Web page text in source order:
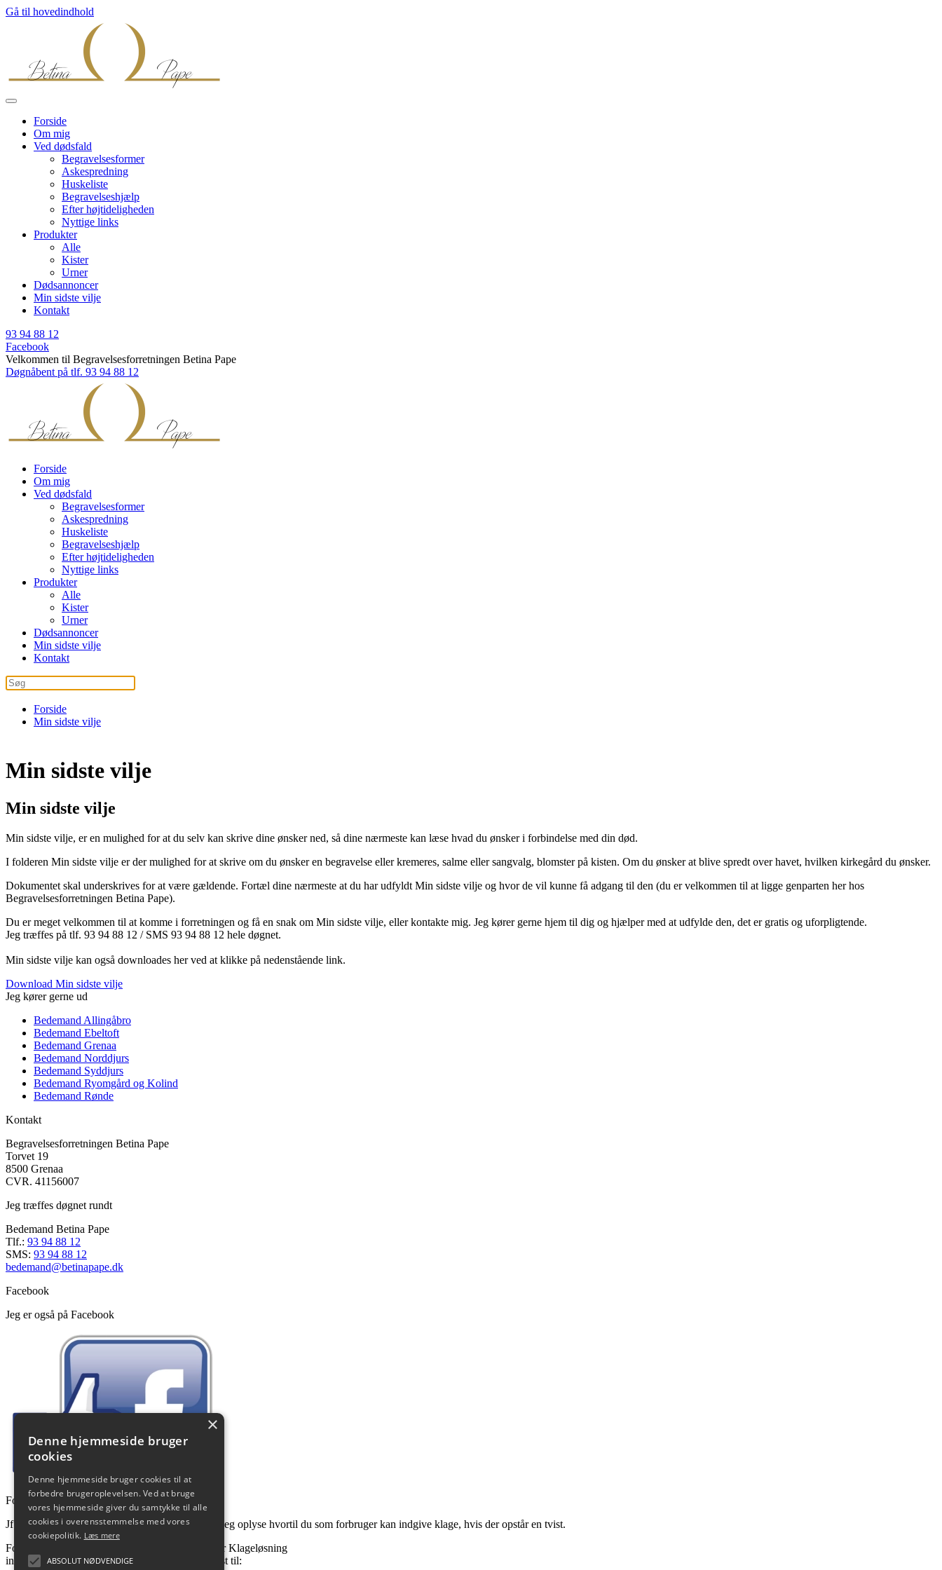
Gå til hovedindhold
Forside
Om mig
Ved dødsfald
Begravelsesformer
Askespredning
Huskeliste
Begravelseshjælp
Efter højtideligheden
Nyttige links
Produkter
Alle
Kister
Urner
Dødsannoncer
Min sidste vilje
Kontakt
93 94 88 12
Facebook
Velkommen til Begravelsesforretningen Betina Pape
Døgnåbent på tlf. 93 94 88 12
Forside
Om mig
Ved dødsfald
Begravelsesformer
Askespredning
Huskeliste
Begravelseshjælp
Efter højtideligheden
Nyttige links
Produkter
Alle
Kister
Urner
Dødsannoncer
Min sidste vilje
Kontakt
Forside
Min sidste vilje
Min sidste vilje
Min sidste vilje
Min sidste vilje, er en mulighed for at du selv kan skrive dine ønsker ned, så dine nærmeste kan læse hvad du ønsker i forbindelse med din død.
I folderen Min sidste vilje er der mulighed for at skrive om du ønsker en begravelse eller kremeres, salme eller sangvalg, blomster på kisten. Om du ønsker at blive spredt over havet, hvilken kirkegård du ønsker.
Dokumentet skal underskrives for at være gældende. Fortæl dine nærmeste at du har udfyldt Min sidste vilje og hvor de vil kunne få adgang til den (du er velkommen til at ligge genparten her hos
Begravelsesforretningen Betina Pape).
Du er meget velkommen til at komme i forretningen og få en snak om Min sidste vilje, eller kontakte mig. Jeg kører gerne hjem til dig og hjælper med at udfylde den, det er gratis og uforpligtende.
Jeg træffes på tlf. 93 94 88 12 / SMS 93 94 88 12 hele døgnet.
Min sidste vilje kan også downloades her ved at klikke på nedenstående link.
Download Min sidste vilje
Jeg kører gerne ud
Bedemand Allingåbro
Bedemand Ebeltoft
Bedemand Grenaa
Bedemand Norddjurs
Bedemand Syddjurs
Bedemand Ryomgård og Kolind
Bedemand Rønde
Kontakt
Begravelsesforretningen Betina Pape
Torvet 19
8500 Grenaa
CVR. 41156007
Jeg træffes døgnet rundt
Bedemand Betina Pape
Tlf.: 93 94 88 12
SMS: 93 94 88 12
bedemand@betinapape.dk
Facebook
Jeg er også på Facebook
Forbrugerklager
Jf. forbrugerklageloven pr. 1. oktober 2015, skal jeg oplyse hvortil du som forbruger kan indgive klage, hvis der opstår en tvist.
Forbrugerklager der ønskes behandlet i Center for Klageløsning
indsendes via www.naevneneshus.dk eller pr. post til:
×
Denne hjemmeside bruger
cookies
Denne hjemmeside bruger cookies til at
forbedre brugeroplevelsen. Ved at bruge
vores hjemmeside giver du samtykke til alle
cookies i overensstemmelse med vores
cookiepolitik. Læs mere
ABSOLUT NØDVENDIGE